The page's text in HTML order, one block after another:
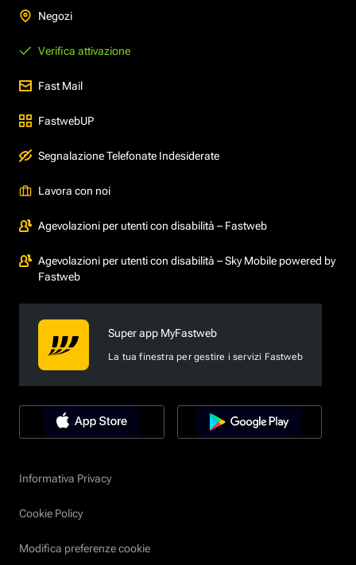
Negozi
Verifica attivazione
Fast Mail
FastwebUP
Segnalazione Telefonate Indesiderate
Lavora con noi
Agevolazioni per utenti con disabilità – Fastweb
Agevolazioni per utenti con disabilità – Sky Mobile powered by
Fastweb
Super app MyFastweb
La tua finestra per gestire i servizi Fastweb
Informativa Privacy
Cookie Policy
Modifica preferenze cookie